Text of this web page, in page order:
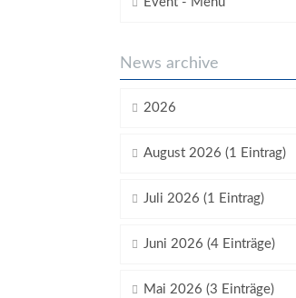
News archive
2026
August 2026 (1 Eintrag)
Juli 2026 (1 Eintrag)
Juni 2026 (4 Einträge)
Mai 2026 (3 Einträge)